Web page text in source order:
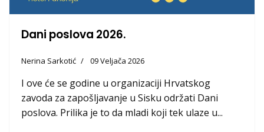
Dani poslova 2026.
Nerina Sarkotić 09 Veljača 2026
I ove će se godine u organizaciji Hrvatskog
zavoda za zapošljavanje u Sisku održati Dani
poslova. Prilika je to da mladi koji tek ulaze u...